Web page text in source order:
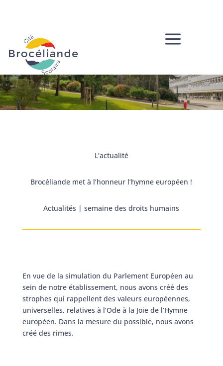
a
L’actualité
Brocéliande met à l’honneur l’hymne européen !
Actualités |semaine des droits humains
En vue de la simulation du Parlement Européen au
sein de notre établissement, nous avons créé des
strophes qui rappellent des valeurs européennes,
universelles, relatives à l’Ode à la Joie de l’Hymne
européen. Dans la mesure du possible, nous avons
créé des rimes.